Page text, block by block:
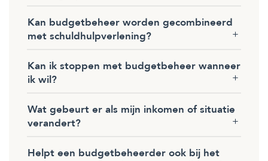
Kan budgetbeheer worden gecombineerd
met schuldhulpverlening?
Kan ik stoppen met budgetbeheer wanneer
ik wil?
Wat gebeurt er als mijn inkomen of situatie
verandert?
Helpt een budgetbeheerder ook bij het